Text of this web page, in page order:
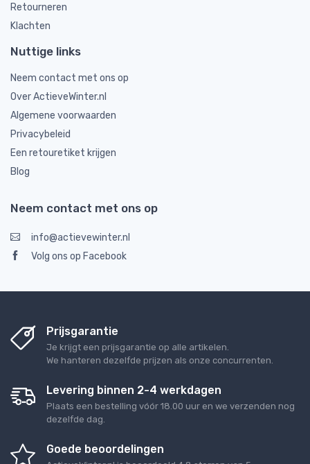
Retourneren
Klachten
Nuttige links
Neem contact met ons op
Over ActieveWinter.nl
Algemene voorwaarden
Privacybeleid
Een retouretiket krijgen
Blog
Neem contact met ons op
info@actievewinter.nl
Volg ons op Facebook
Prijsgarantie
Je krijgt een prijsgarantie op alle artikelen.
We hanteren dezelfde prijzen als onze concurrenten.
Levering binnen 2-4 werkdagen
Plaats een bestelling vóór 18.00 uur en we verzenden nog
dezelfde dag.
Goede beoordelingen